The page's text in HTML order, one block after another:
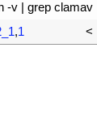
-v | grep clamav
,1 <